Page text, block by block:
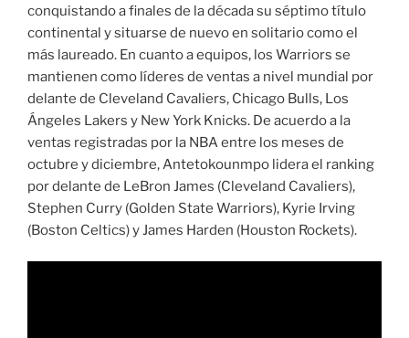
conquistando a finales de la década su séptimo título
continental y situarse de nuevo en solitario como el
más laureado. En cuanto a equipos, los Warriors se
mantienen como líderes de ventas a nivel mundial por
delante de Cleveland Cavaliers, Chicago Bulls, Los
Ángeles Lakers y New York Knicks. De acuerdo a la
ventas registradas por la NBA entre los meses de
octubre y diciembre, Antetokounmpo lidera el ranking
por delante de LeBron James (Cleveland Cavaliers),
Stephen Curry (Golden State Warriors), Kyrie Irving
(Boston Celtics) y James Harden (Houston Rockets).